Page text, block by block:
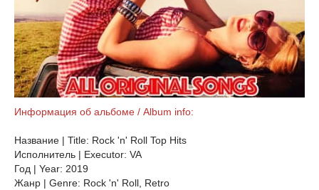
Информация об альбоме / Album info:
Название | Title: Rock 'n' Roll Top Hits
Исполнитель | Executor: VA
Год | Year: 2019
Жанр | Genre: Rock 'n' Roll, Retro